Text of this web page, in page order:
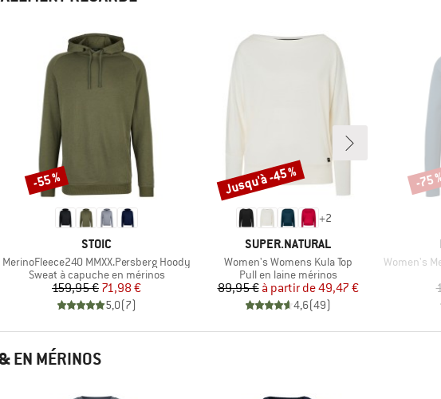
MARQUE
STOIC
Article
MerinoFleece240 MMXX.Persberg Hoody
Product group
Sweat à capuche en mérinos
Prix
159,95 €Prix réduit
71,98 €
5,0(7)
Remise
-55 %
+2
MARQUE
SUPER.NATURAL
Article
Women's Womens Kula Top
Product group
Pull en laine mérinos
Prix
89,95 € Prix réduit
à partir de49,47 €
4,6(49)
Remise
Jusqu'à -45 %
Article
Women's
-75
EN MÉRINOS